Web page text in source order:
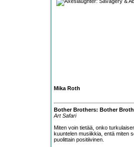
Mika Roth
Bother Brothers: Bother
Art Safari
Miten voin tietää, onko
kuuntelen musiikkia, entä miten
puolittain positiivinen.